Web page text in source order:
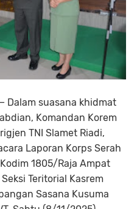
Dalam suasana khidmat
Komandan Korem
TNI Slamet Riadi,
Laporan Korps Serah
1805/Raja Ampat
Teritorial Kasrem
Sasana Kusuma